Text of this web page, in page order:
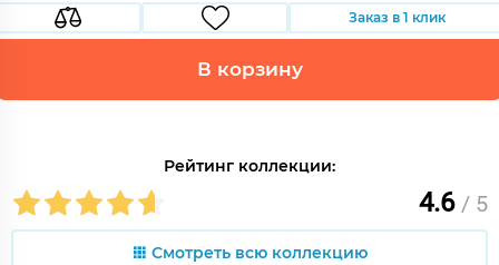
Заказ в 1 клик
В корзину
Рейтинг коллекции:
4.6 / 5
Смотреть всю коллекцию